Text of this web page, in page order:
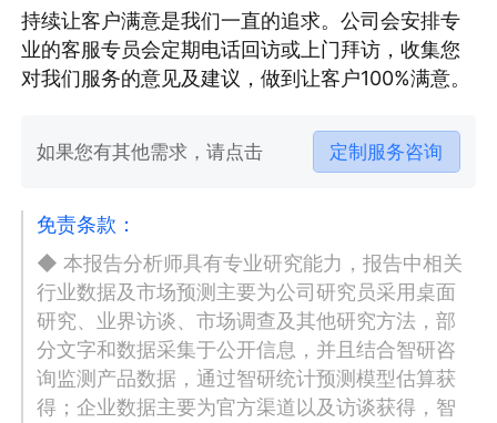
持续让客户满意是我们一直的追求。公司会安排专
业的客服专员会定期电话回访或上门拜访，收集您
对我们服务的意见及建议，做到让客户100%满意。
如果您有其他需求，请点击 定制服务咨询
免责条款：
◆ 本报告分析师具有专业研究能力，报告中相关
行业数据及市场预测主要为公司研究员采用桌面
研究、业界访谈、市场调查及其他研究方法，部
分文字和数据采集于公开信息，并且结合智研咨
询监测产品数据，通过智研统计预测模型估算获
得；企业数据主要为官方渠道以及访谈获得，智